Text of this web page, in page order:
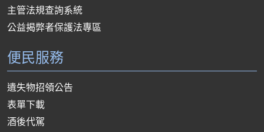
主管法規查詢系統
公益揭弊者保護法專區
便民服務
遺失物招領公告
表單下載
酒後代駕